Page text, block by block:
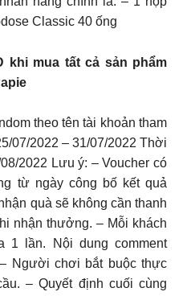
Classic 40 ống
khi mua tất cả sản phẩm
theo tên tài khoản tham
07/2022 – 31/07/2022 Thời
2022 Lưu ý: – Voucher có
từ ngày công bố kết quả
quà sẽ không cần thanh
nhận thưởng. – Mỗi khách
1 lần. Nội dung comment
Người chơi bắt buộc thực
– Quyết định cuối cùng